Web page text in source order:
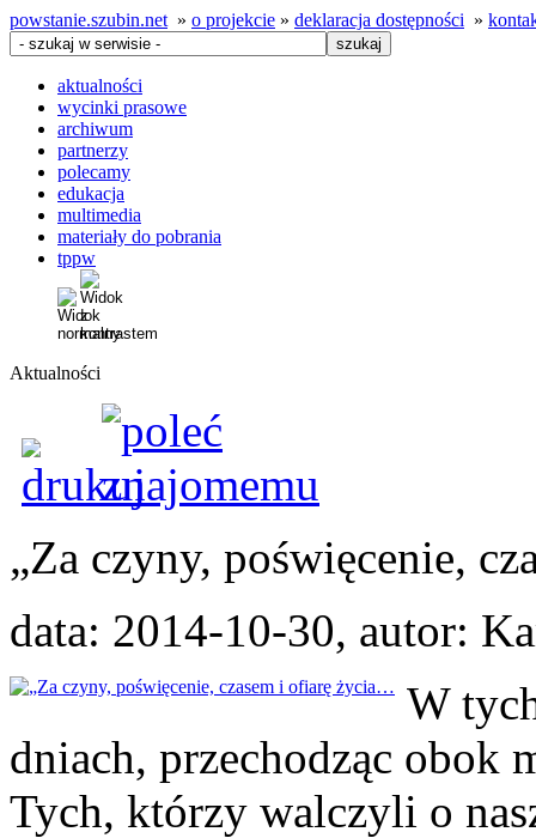
powstanie.szubin.net » o projekcie » deklaracja dostępności »
aktualności
wycinki prasowe
archiwum
partnerzy
polecamy
edukacja
multimedia
materiały do pobrania
tppw
Aktualności
„Za czyny, poświęcenie,
data: 2014-10-30, autor:
W
dniach, przechodząc obok
Tych, którzy walczyli o